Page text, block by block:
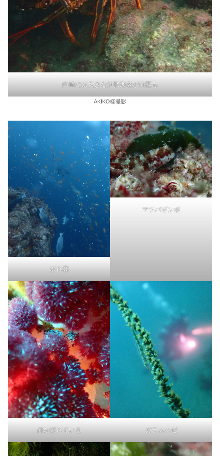
白崎には大きな伊勢海老が何匹も
AKIKO様撮影
群れ③
マツバギンポ
何か隠れている ガラスハゼ